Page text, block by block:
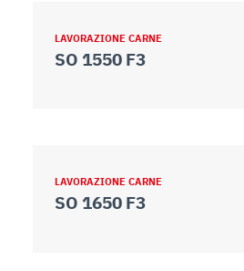
LAVORAZIONE CARNE
SO 1550 F3
LAVORAZIONE CARNE
SO 1650 F3